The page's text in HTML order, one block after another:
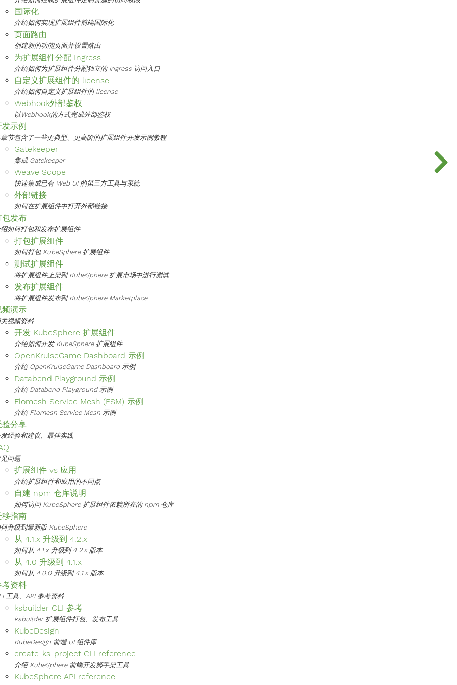
国际化
介绍如何实现扩展组件前端国际化
页面路由
创建新的功能页面并设置路由
为扩展组件分配 Ingress
介绍如何为扩展组件分配独立的 Ingress 访问入口
自定义扩展组件的 license
介绍如何自定义扩展组件的 license
Webhook外部鉴权
以Webhook的方式完成外部鉴权
发示例
节包含了一些更典型、更高阶的扩展组件开发示例教程
Gatekeeper
集成 Gatekeeper
Weave Scope
快速集成已有 Web UI 的第三方工具与系统
外部链接
如何在扩展组件中打开外部链接
包发布
如何打包和发布扩展组件
打包扩展组件
如何打包 KubeSphere 扩展组件
测试扩展组件
将扩展组件上架到 KubeSphere 扩展市场中进行测试
发布扩展组件
将扩展组件发布到 KubeSphere Marketplace
频演示
视频资料
开发 KubeSphere 扩展组件
介绍如何开发 KubeSphere 扩展组件
OpenKruiseGame Dashboard 示例
介绍 OpenKruiseGame Dashboard 示例
Databend Playground 示例
介绍 Databend Playground 示例
Flomesh Service Mesh (FSM) 示例
介绍 Flomesh Service Mesh 示例
验分享
经验和建议、最佳实践
问题
扩展组件 vs 应用
介绍扩展组件和应用的不同点
自建 npm 仓库说明
如何访问 KubeSphere 扩展组件依赖所在的 npm 仓库
移指南
升级到最新版 KubeSphere
从 4.1.x 升级到 4.2.x
如何从 4.1.x 升级到 4.2.x 版本
从 4.0 升级到 4.1.x
如何从 4.0.0 升级到 4.1.x 版本
考资料
工具、API 参考资料
ksbuilder CLI 参考
ksbuilder 扩展组件打包、发布工具
KubeDesign
KubeDesign 前端 UI 组件库
create-ks-project CLI reference
介绍 KubeSphere 前端开发脚手架工具
KubeSphere API reference